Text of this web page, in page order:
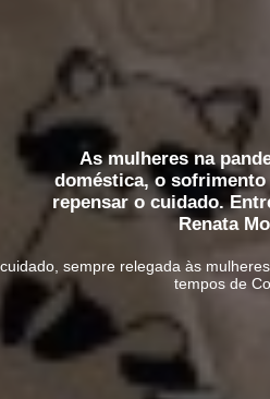
As mulheres na
doméstica, o sofrimento
repensar o cuidado.
Renata
sempre relegada às
tempos de